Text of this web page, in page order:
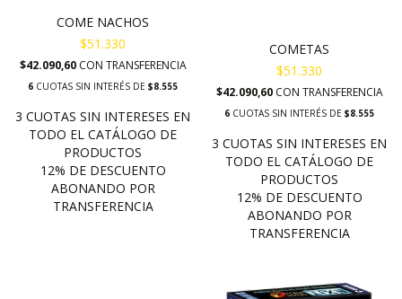
COME NACHOS
$51.330
$42.090,60 CON TRANSFERENCIA
6 CUOTAS SIN INTERÉS DE $8.555
COMETAS
$51.330
$42.090,60 CON TRANSFERENCIA
6 CUOTAS SIN INTERÉS DE $8.555